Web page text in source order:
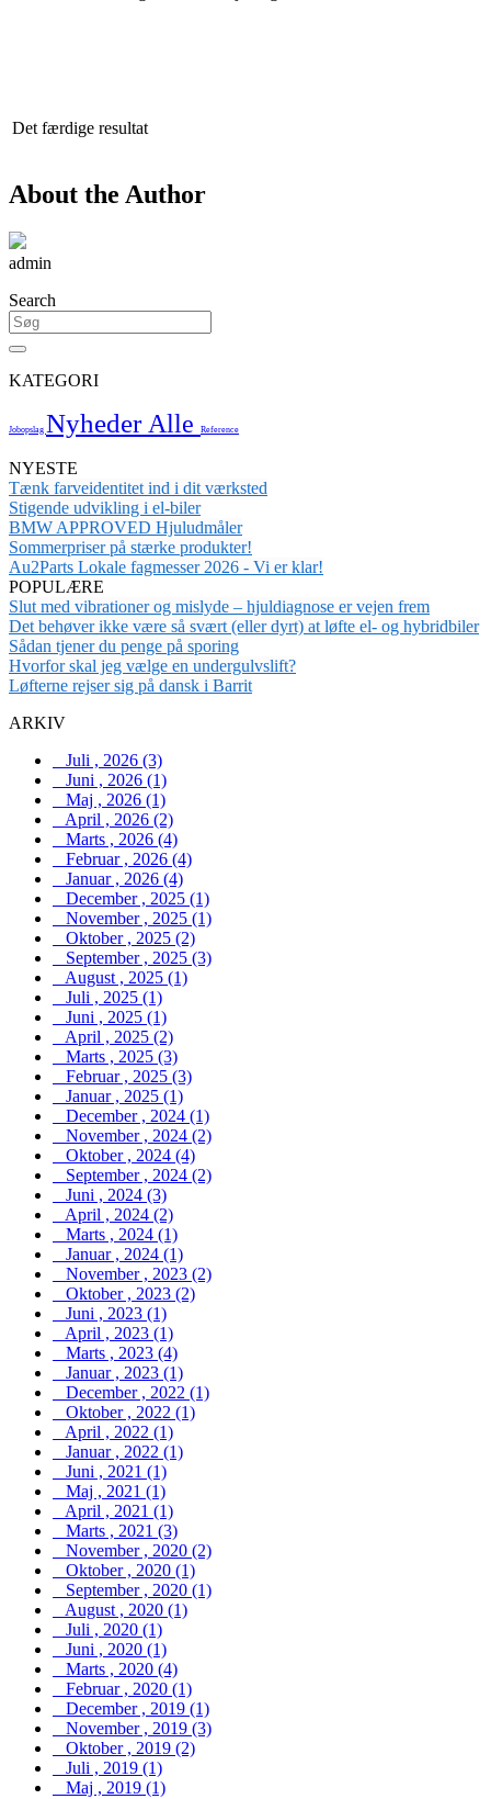
Det færdige resultat
About the Author
admin
Search
KATEGORI
Jobopslag NyhederAlle Reference
NYESTE
Tænk farveidentitet ind i dit værksted
Stigende udvikling i el-biler
BMW APPROVED Hjuludmåler
Sommerpriser på stærke produkter!
Au2Parts Lokale fagmesser 2026 - Vi er klar!
POPULÆRE
Slut med vibrationer og mislyde – hjuldiagnose er vejen frem
Det behøver ikke være så svært (eller dyrt) at løfte el- og hybridbiler
Sådan tjener du penge på sporing
Hvorfor skal jeg vælge en undergulvslift?
Løfterne rejser sig på dansk i Barrit
ARKIV
Juli , 2026 (3)
Juni , 2026 (1)
Maj , 2026 (1)
April , 2026 (2)
Marts , 2026 (4)
Februar , 2026 (4)
Januar , 2026 (4)
December , 2025 (1)
November , 2025 (1)
Oktober , 2025 (2)
September , 2025 (3)
August , 2025 (1)
Juli , 2025 (1)
Juni , 2025 (1)
April , 2025 (2)
Marts , 2025 (3)
Februar , 2025 (3)
Januar , 2025 (1)
December , 2024 (1)
November , 2024 (2)
Oktober , 2024 (4)
September , 2024 (2)
Juni , 2024 (3)
April , 2024 (2)
Marts , 2024 (1)
Januar , 2024 (1)
November , 2023 (2)
Oktober , 2023 (2)
Juni , 2023 (1)
April , 2023 (1)
Marts , 2023 (4)
Januar , 2023 (1)
December , 2022 (1)
Oktober , 2022 (1)
April , 2022 (1)
Januar , 2022 (1)
Juni , 2021 (1)
Maj , 2021 (1)
April , 2021 (1)
Marts , 2021 (3)
November , 2020 (2)
Oktober , 2020 (1)
September , 2020 (1)
August , 2020 (1)
Juli , 2020 (1)
Juni , 2020 (1)
Marts , 2020 (4)
Februar , 2020 (1)
December , 2019 (1)
November , 2019 (3)
Oktober , 2019 (2)
Juli , 2019 (1)
Maj , 2019 (1)